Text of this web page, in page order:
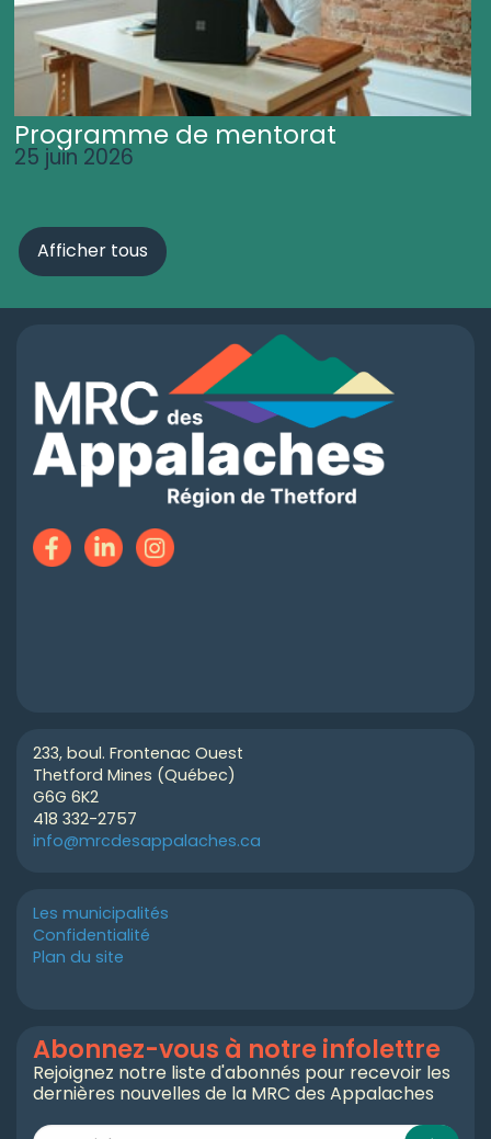
Programme de mentorat
25 juin 2026
Afficher tous
233, boul. Frontenac Ouest
Thetford Mines (Québec)
G6G 6K2
418 332-2757
info@mrcdesappalaches.ca
Les municipalités
Confidentialité
Plan du site
Abonnez-vous à notre infolettre
Rejoignez notre liste d'abonnés pour recevoir les
dernières nouvelles de la MRC des Appalaches